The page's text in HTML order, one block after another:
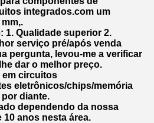
integrados.com um
1. Qualidade superior 2.
serviço pré/após venda
pergunta, levou-me a verificar
dar o melhor preço.
em circuitos
eletrônicos/chips/memória
por diante.
dependendo da nossa
anos nesta área.